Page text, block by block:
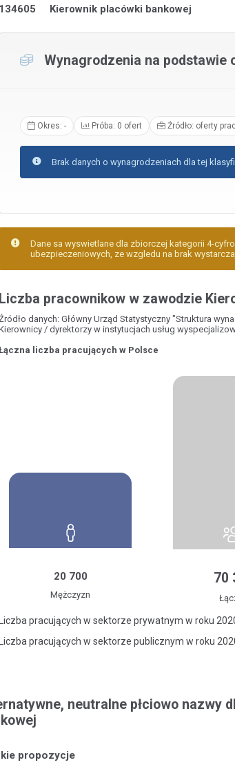
134605 Kierownik placówki bankowej
Wynagrodzenia na podstawie
Okres: - Próba: 0 ofert Źródło: oferty
Brak danych o wynagrodzeniach dla tej
Dane sa wyswietlane dla zbiorczej kategorii 4-
ubezpieczeniowych, ze wzgledu na brak
Liczba pracownikow w zawodzie
danych: Główny Urząd Statystyczny "Struktura
/ dyrektorzy w instytucjach usług
liczba pracujących w Polsce
20 700
Mężczyzn
70
Liczba pracujących w sektorze prywatnym w roku
Liczba pracujących w sektorze publicznym w roku
neutralne płciowo nazwy
propozycje